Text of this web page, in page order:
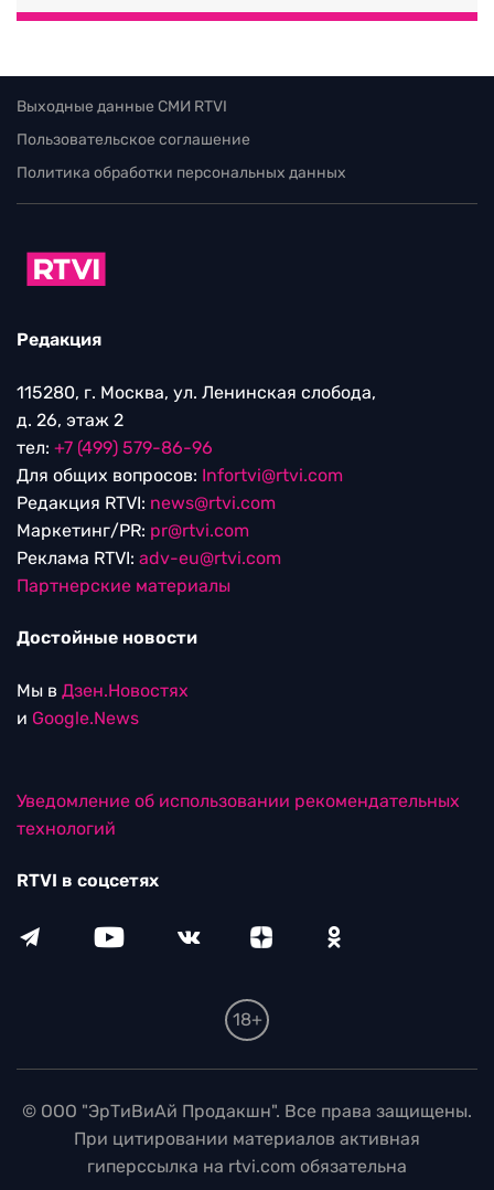
Выходные данные СМИ RTVI
Пользовательское соглашение
Политика обработки персональных данных
Редакция
115280, г. Москва, ул. Ленинская слобода,
д. 26, этаж 2
тел: +7 (499) 579-86-96
Для общих вопросов: Infortvi@rtvi.com
Редакция RTVI: news@rtvi.com
Маркетинг/PR: pr@rtvi.com
Реклама RTVI: adv-eu@rtvi.com
Партнерские материалы
Достойные новости
Мы в Дзен.Новостях
и Google.News
Уведомление об использовании рекомендательных
технологий
RTVI в соцсетях
18+
© ООО "ЭрТиВиАй Продакшн". Все права защищены.
При цитировании материалов активная
гиперссылка на rtvi.com обязательна